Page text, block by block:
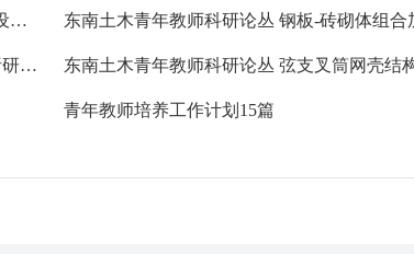
东南土木青年教师科研论丛 FAST主动反射面索网结构设计与施工研究 罗斌，郭正兴，姜鹏 著 (2016版)
东南土木青年教师科研论丛 砂性土宏细观特性数值分析研究 赵学亮 著 (2017版)
青年教师培养工作计划15篇